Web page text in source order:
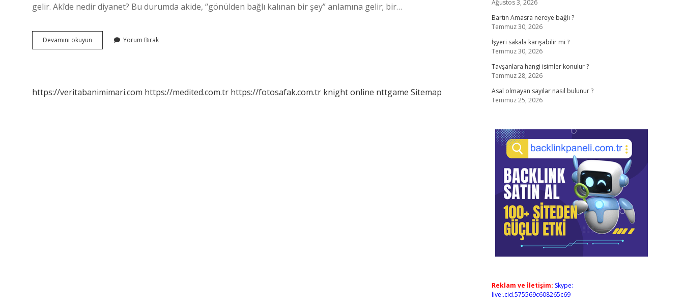
gelir. Akîde nedir diyanet? Bu durumda akide, “gönülden bağlı kalınan bir şey” anlamına gelir; bir…
Devamını okuyun
Nedir
Yorum Bırak
https://veritabanimimari.com https://medited.com.tr https://fotosafak.com.tr knight online nttgame Sitemap
Ağustos 3, 2026
Bartın Amasra nereye bağlı ?
Temmuz 30, 2026
İşyeri sakala karışabilir mi ?
Temmuz 30, 2026
Tavşanlara hangi isimler konulur ?
Temmuz 28, 2026
Asal olmayan sayılar nasıl bulunur ?
Temmuz 25, 2026
Reklam ve İletişim: Skype:
live:.cid.575569c608265c69